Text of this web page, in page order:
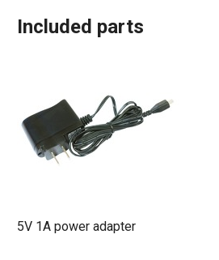
Included parts
5V 1A power adapter